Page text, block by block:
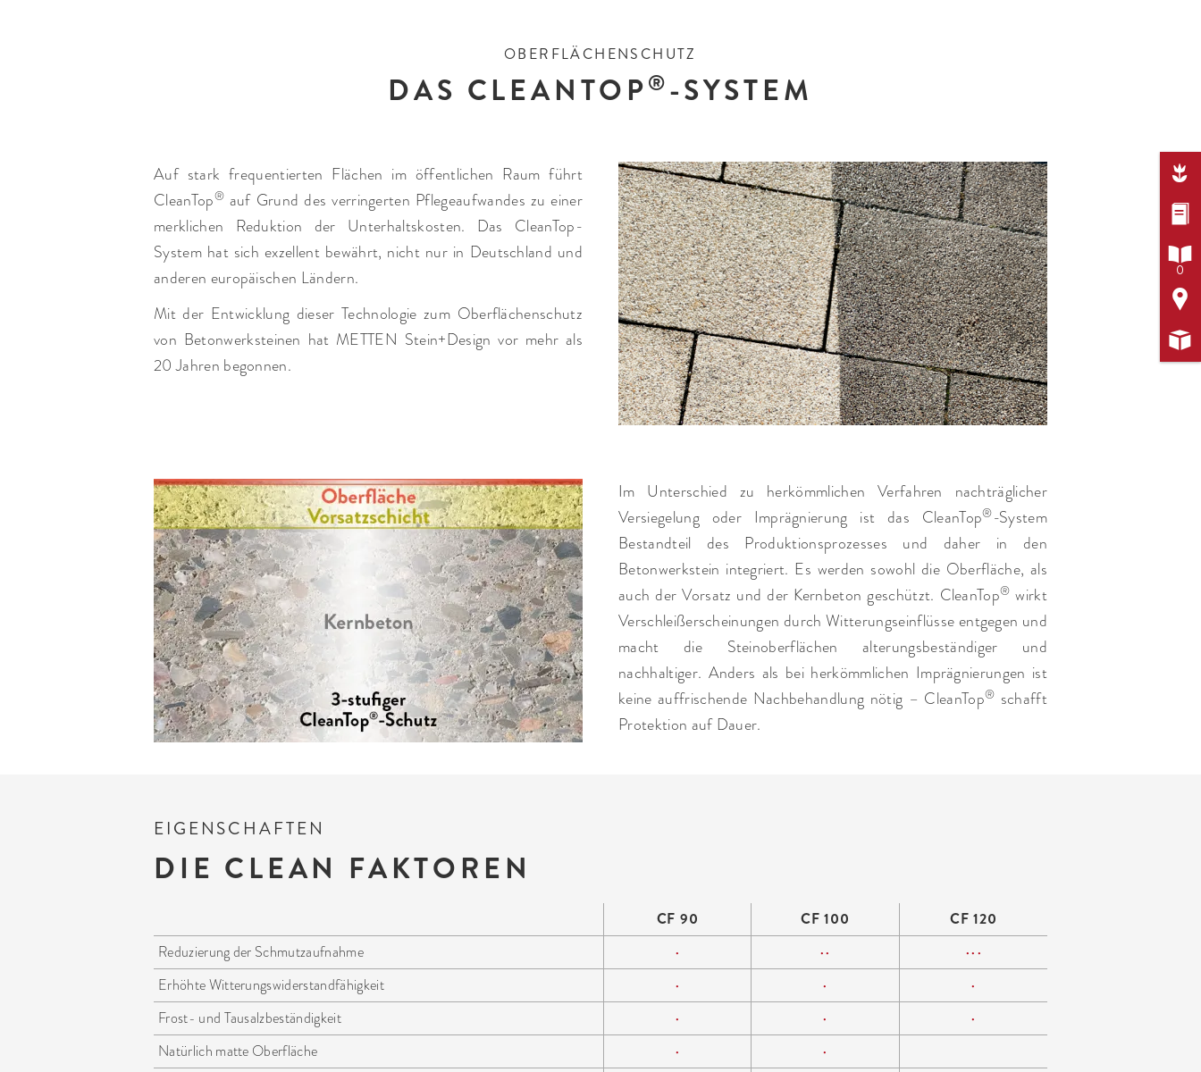
OBERFLÄCHENSCHUTZ
DAS CLEANTOP®-SYSTEM
Auf stark frequentierten Flächen im öffentlichen Raum führt
CleanTop®auf Grund des verringerten Pflegeaufwandes zu einer
merklichen Reduktion der Unterhaltskosten. Das CleanTop-
System hat sich exzellent bewährt, nicht nur in Deutschland und
anderen europäischen Ländern.
Mit der Entwicklung dieser Technologie zum Oberflächenschutz
von Betonwerksteinen hat METTEN Stein+Design vor mehr als
20 Jahren begonnen.
Im Unterschied zu herkömmlichen Verfahren nachträglicher
Versiegelung oder Imprägnierung ist das CleanTop®-System
Bestandteil des Produktionsprozesses und daher in den
Betonwerkstein integriert. Es werden sowohl die Oberfläche, als
auch der Vorsatz und der Kernbeton geschützt. CleanTop® wirkt
Verschleißerscheinungen durch Witterungs­einflüsse entgegen und
macht die Steinoberflächen alterungsbeständiger und
nachhaltiger. Anders als bei herkömmlichen Imprägnierungen ist
keine auffrischende Nachbehandlung nötig – CleanTop® schafft
Protektion auf Dauer.
EIGENSCHAFTEN
DIE CLEAN FAKTOREN
CF 90 CF 100 CF 120
Reduzierung der Schmutzaufnahme • ••
•••
Erhöhte Witterungswiderstandfähigkeit
• •
•
Frost- und Tausalzbeständigkeit
• •
•
Natürlich matte Oberfläche
• •



0

